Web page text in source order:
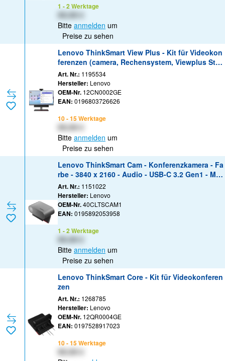
1 - 2 Werktage
Bitte anmelden um
Preise zu sehen
Lenovo ThinkSmart View Plus - Kit für Videokon
ferenzen (camera, Rechensystem, Viewplus Styl
us) - mit 3 Jahre Lenovo Premier Support + 1 Ja
hr Wartung - Schwarz
Art. Nr.: 1195534
Hersteller: Lenovo
OEM-Nr. 12CN0002GE
EAN: 0196803726626
10 - 15 Werktage
XX,XX €
Bitte anmelden um
Preise zu sehen
Lenovo ThinkSmart Cam - Konferenzkamera - Fa
rbe - 3840 x 2160 - Audio - USB-C 3.2 Gen1 - MJ
PEG, YUYV, H.264
Art. Nr.: 1151022
Hersteller: Lenovo
OEM-Nr.40CLTSCAM1
EAN: 0195892053958
1 - 2 Werktage
Bitte anmelden um
Preise zu sehen
Lenovo ThinkSmart Core - Kit für Videokonferen
zen
Art. Nr.: 1268785
Hersteller: Lenovo
OEM-Nr. 12QR0004GE
EAN: 0197528917023
10 - 15 Werktage
XX,XX €